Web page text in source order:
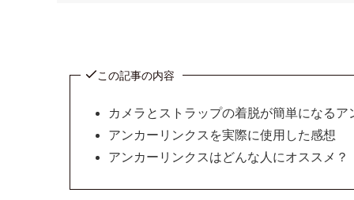
この記事の内容
カメラとストラップの着脱が簡単になる
アンカーリンクスを実際に使用した感想
アンカーリンクスはどんな人にオススメ？